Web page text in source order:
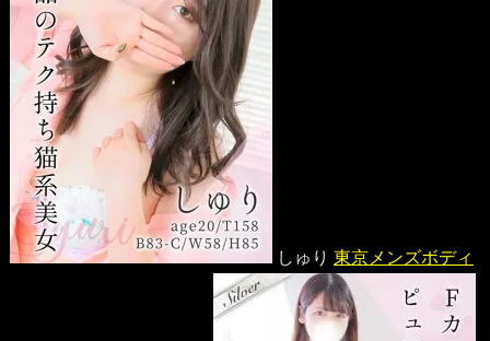
しゅり 東京メンズボディ